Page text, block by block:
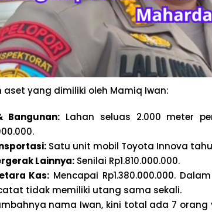
aset yang dimiliki oleh Mamiq Iwan:
Bangunan: Lahan seluas 2.000 meter
Satu unit mobil Toyota Innova
Lainnya:Senilai Rp1.810.000.000.
Kas: Mencapai Rp1.380.000.000.
tidak memiliki utang sama sekali.
nama Iwan, kini total ada 7